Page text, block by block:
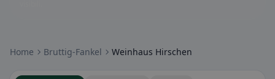
Home Bruttig-Fankel Weinhaus Hirschen